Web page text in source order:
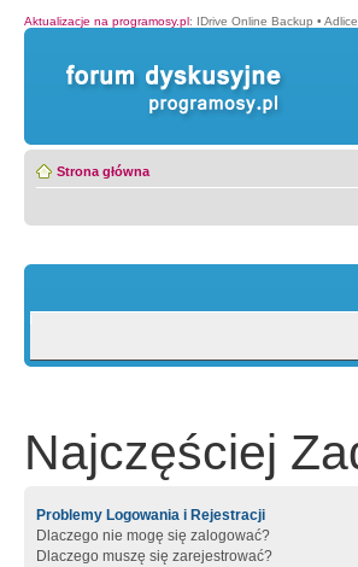
Aktualizacje na programosy.pl: IDrive Online Backup •
Strona główna
Najczęściej
Problemy Logowania i Rejestracji
Dlaczego nie mogę się zalogować?
Dlaczego muszę się zarejestrować?